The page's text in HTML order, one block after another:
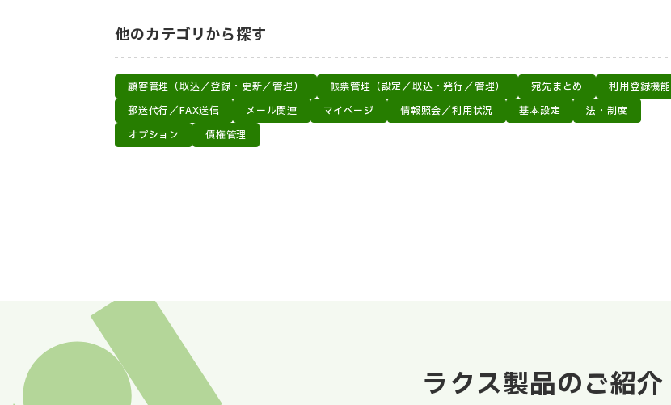
他のカテゴリから探す
顧客管理（取込／登録・更新／管理） 帳票管理（設定／取込・発行／管理） 宛先まとめ
利用登録機能
郵送代行／FAX送信
メール関連 マイページ 情報照会／利用状況 基本設定
法・制度
オプション
債権管理
ラクス製品のご紹介